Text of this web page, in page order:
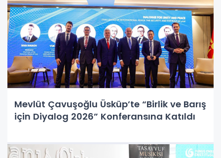
Mevlüt Çavuşoğlu Üsküp’te “Birlik ve Barış
için Diyalog 2026” Konferansına Katıldı